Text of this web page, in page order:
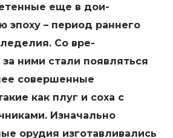
еще в дои-
эпоху – период раннего
Со вре-
ними стали появляться
совершенные
как плуг и соха с
Изначально
орудия изготавливались